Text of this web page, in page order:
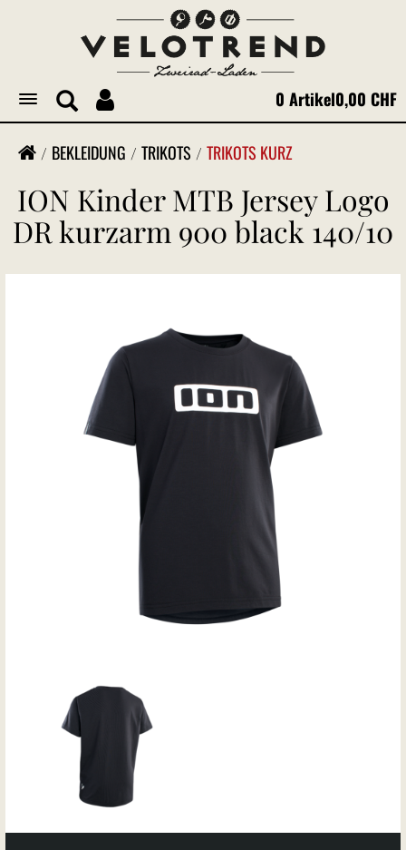
Toggle
navigation
0 Artikel0,00 CHF
BEKLEIDUNG TRIKOTS TRIKOTS KURZ
ION Kinder MTB Jersey Logo
DR kurzarm 900 black 140/10